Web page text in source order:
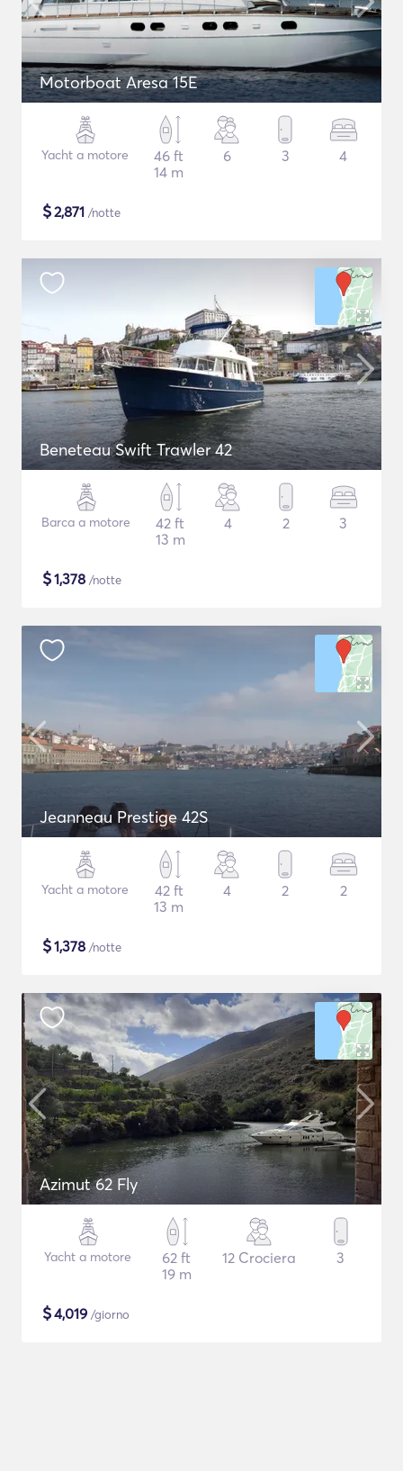
Motorboat Aresa 15E
Yacht a motore
46 ft
14 m
6 3 4
$2,871 /notte
Beneteau Swift Trawler 42
Barca a motore
42 ft
13 m
4 2 3
$1,378 /notte
Jeanneau Prestige 42S
Yacht a motore
42 ft
13 m
4 2 2
$1,378 /notte
Azimut 62 Fly
Yacht a motore
62 ft
19 m
12 Crociera 3
$4,019 /giorno